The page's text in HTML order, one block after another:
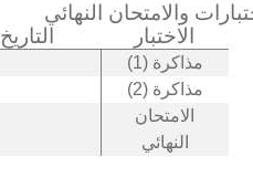
والامتحان النهائي
الاختبار
التاريخ
مذاكرة (1)
مذاكرة (2)
الامتحان
النهائي